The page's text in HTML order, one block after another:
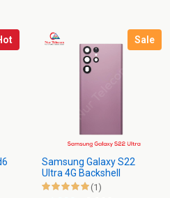
Sale
Samsung Galaxy S22
Ultra 4G Backshell
(1)